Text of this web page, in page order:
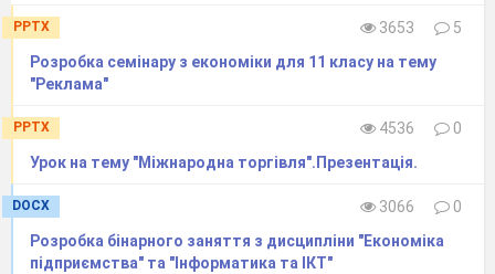
PPTX 3653
5
Розробка семінару з економіки для 11 класу на тему
"Реклама"
PPTX 4536
0
Урок на тему "Міжнародна торгівля".Презентація.
DOCX 3066
0
Розробка бінарного заняття з дисципліни "Економіка
підприємства" та "Інформатика та ІКТ"